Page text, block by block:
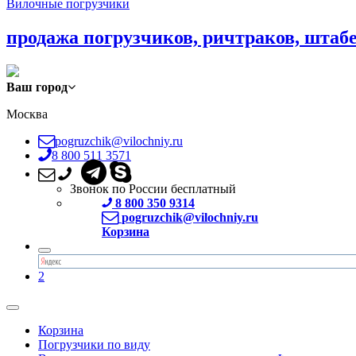
Вилочные погрузчики
продажа погрузчиков, ричтраков,
Ваш город
Москва
pogruzchik@vilochniy.ru
8 800 511 3571
Звонок по России бесплатный
8 800 350 9314
pogruzchik@vilochniy.ru
Корзина
2
Корзина
Погрузчики по виду